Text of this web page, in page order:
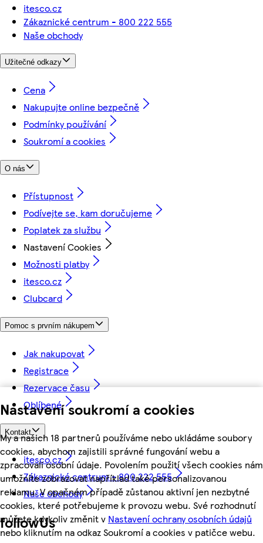
Nastavení soukromí a cookies
My a našich 18 partnerů používáme nebo ukládáme soubory
cookies, abychom zajistili správné fungování webu a
zpracovali osobní údaje. Povolením použití všech cookies nám
umožníte zobrazovat například také personalizovanou
reklamu. V opačném případě zůstanou aktivní jen nezbytné
cookies, které potřebujeme k provozu webu. Své rozhodnutí
můžete kdykoliv změnit v Nastavení ochrany osobních údajů
nebo kliknutím na odkaz Soukromí a cookies v patičce webu.
itesco.cz
Zákaznické centrum - 800 222 555
Naše obchody
Užitečné odkazy
Cena
Nakupujte online bezpečně
Podmínky používání
Soukromí a cookies
O nás
Přístupnost
Podívejte se, kam doručujeme
Poplatek za službu
Nastavení Cookies
Možnosti platby
itesco.cz
Clubcard
Pomoc s prvním nákupem
Jak nakupovat
Registrace
Rezervace času
Oblíbené
Kontakt
itesco.cz
Zákaznické centrum - 800 222 555
Naše obchody
followUs